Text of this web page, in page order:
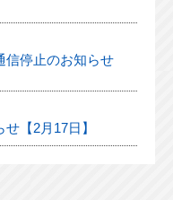
信停止のお知らせ
【2月17日】